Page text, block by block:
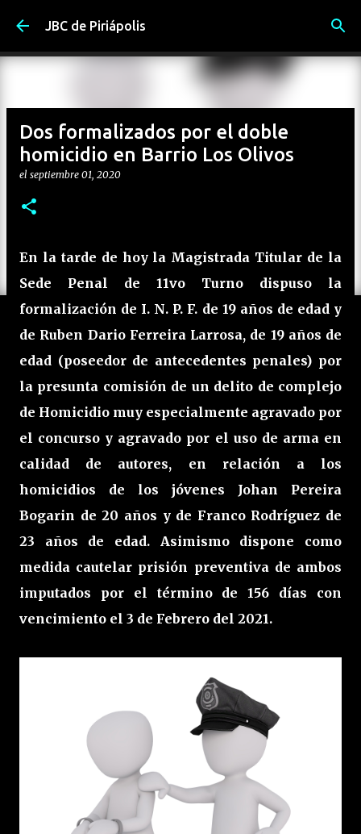
Ir al contenido principal
JBC de Piriápolis
Dos formalizados por el doble
homicidio en Barrio Los Olivos
el septiembre 01, 2020
En la tarde de hoy la Magistrada Titular de la
Sede Penal de 11vo Turno dispuso la
formalización de I. N. P. F. de 19 años de edad y
de Ruben Dario Ferreira Larrosa, de 19 años de
edad (poseedor de antecedentes penales) por
la presunta comisión de un delito de complejo
de Homicidio muy especialmente agravado por
el concurso y agravado por el uso de arma en
calidad de autores, en relación a los
homicidios de los jóvenes Johan Pereira
Bogarin de 20 años y de Franco Rodríguez de
23 años de edad. Asimismo dispone como
medida cautelar prisión preventiva de ambos
imputados por el término de 156 días con
vencimiento el 3 de Febrero del 2021.